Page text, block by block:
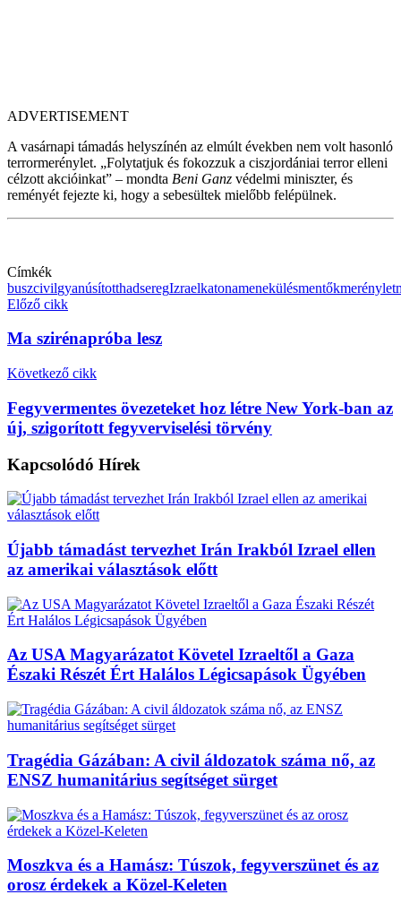
ADVERTISEMENT
A vasárnapi támadás helyszínén az elmúlt években nem volt hasonló
terrormerénylet. „Folytatjuk és fokozzuk a ciszjordániai terror elleni
célzott akcióinkat” – mondta Beni Ganz védelmi miniszter, és
reményét fejezte ki, hogy a sebesültek mielőbb felépülnek.
Címkék
buszcivilgyanúsítotthadseregIzraelkatonamenekülésmentőkmerénylet
Előző cikk
Ma szirénapróba lesz
Következő cikk
Fegyvermentes övezeteket hoz létre New York-ban az
új, szigorított fegyverviselési törvény
Kapcsolódó Hírek
Újabb támadást tervezhet Irán Irakból Izrael ellen
az amerikai választások előtt
Az USA Magyarázatot Követel Izraeltől a Gaza
Északi Részét Ért Halálos Légicsapások Ügyében
Tragédia Gázában: A civil áldozatok száma nő, az
ENSZ humanitárius segítséget sürget
Moszkva és a Hamász: Túszok, fegyverszünet és az
orosz érdekek a Közel-Keleten